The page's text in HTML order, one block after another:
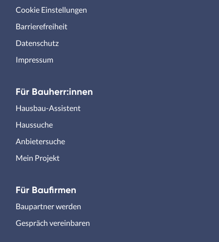
Cookie Einstellungen
Barrierefreiheit
Datenschutz
Impressum
Für Bauherr:innen
Hausbau-Assistent
Haussuche
Anbietersuche
Mein Projekt
Für Baufirmen
Baupartner werden
Gespräch vereinbaren